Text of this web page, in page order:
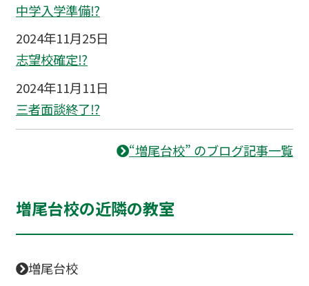
中学入学準備⁉
2024年11月25日
志望校確定⁉
2024年11月11日
三者面談終了⁉
“増尾台校” のブログ記事一覧
増尾台校の近隣の教室
増尾台校